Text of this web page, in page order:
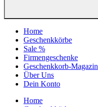
Home
Geschenkkörbe
Sale %
Firmengeschenke
Geschenkkorb-Magazin
Über Uns
Dein Konto
Home